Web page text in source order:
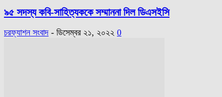
৯৫ সদস্য কবি-সাহিত্যককে সম্মাননা দিল ডিএসইসি
চরফ্যাশন সংবাদ - ডিসেম্বর ২১, ২০২২ 0